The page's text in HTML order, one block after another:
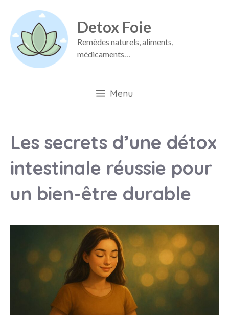
contenu
Detox Foie
Remèdes naturels, aliments,
médicaments…
Menu
Les secrets d’une détox
intestinale réussie pour
un bien-être durable